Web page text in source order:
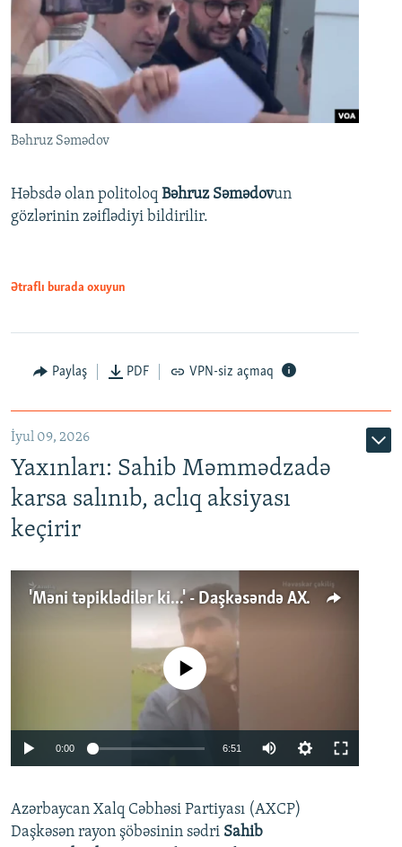
Bəhruz Səmədov
Həbsdə olan politoloq Bəhruz Səmədovun
gözlərinin zəiflədiyi bildirilir.
Ətraflı burada oxuyun
Paylaş PDF VPN-siz açmaq
İyul 09, 2026
Yaxınları: Sahib Məmmədzadə
karsa salınıb, aclıq aksiyası
keçirir
'Məni təpiklədilər ki...' - Daşkəsəndə AXCP fəalının yaxınları onun həbsinə etiraz edirlər
Auto 240p 360p
No media source currently available
0:00 6:51
360p
Azərbaycan Xalq Cəbhəsi Partiyası (AXCP)
Daşkəsən rayon şöbəsinin sədri Sahib